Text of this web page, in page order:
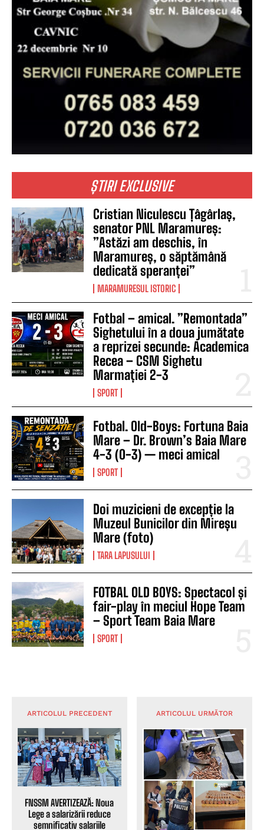
ȘTIRI EXCLUSIVE
Cristian Niculescu Țâgârlaș,
senator PNL Maramureș:
”Astăzi am deschis, în
Maramureș, o săptămână
dedicată speranței”
MARAMURESUL ISTORIC
Fotbal – amical. ”Remontada”
Sighetului în a doua jumătate
a reprizei secunde: Academica
Recea – CSM Sighetu
Marmației 2-3
SPORT
Fotbal. Old-Boys: Fortuna Baia
Mare – Dr. Brown’s Baia Mare
4-3 (0-3) — meci amical
SPORT
Doi muzicieni de excepție la
Muzeul Bunicilor din Mireșu
Mare (foto)
TARA LAPUSULUI
FOTBAL OLD BOYS: Spectacol și
fair-play în meciul Hope Team
– Sport Team Baia Mare
SPORT
ARTICOLUL PRECEDENT
FNSSM AVERTIZEAZĂ: Noua
Lege a salarizării reduce
semnificativ salariile
ARTICOLUL URMĂTOR